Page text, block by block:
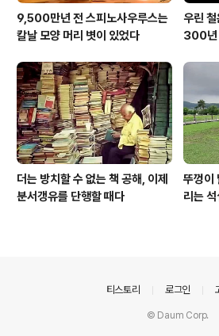
9,500만년 전 스피노사우루스는
칼날 모양 머리 볏이 있었다
우린
300년
더는 방치할 수 없는 책 공해, 이제
분서갱유를 단행할 때다
뚜껑이
리는
티스토리 로그인
© Daum Corp.